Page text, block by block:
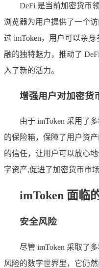
DeFi 是当前加密货币
浏览器为用户提供了一个
过 imToken，用户可以亲
融的独特魅力，推动了
入了新的活力。
增强用户对加密货
由于 imToken 采用了
的保险箱，保障了用户资
的信任，让用户可以放心
字资产,促进了加密货币市
imToken 面临
安全风险
尽管 imToken 采取了
风险的数字世界里，它仍